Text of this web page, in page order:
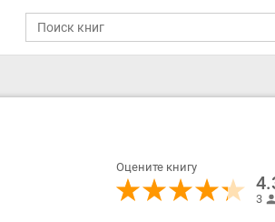
Оцените книгу
3